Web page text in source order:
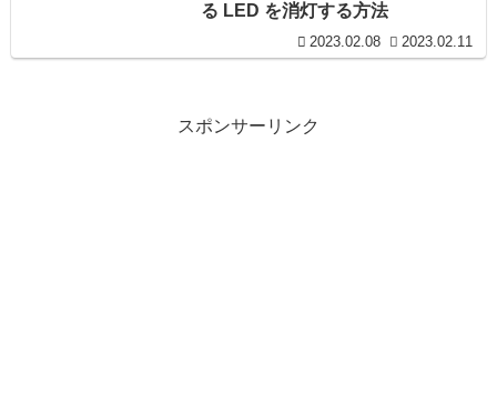
る LED を消灯する方法
2023.02.08 2023.02.11
スポンサーリンク